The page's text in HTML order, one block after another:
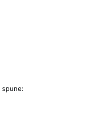
spune: